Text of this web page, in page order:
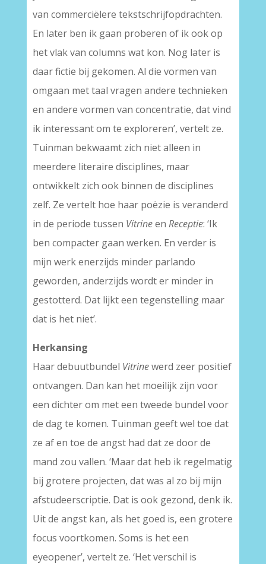
van commerciëlere tekstschrijfopdrachten.
En later ben ik gaan proberen of ik ook op
het vlak van columns wat kon. Nog later is
daar fictie bij gekomen. Al die vormen van
omgaan met taal vragen andere technieken
en andere vormen van concentratie, dat vind
ik interessant om te exploreren’, vertelt ze.
Tuinman bekwaamt zich niet alleen in
meerdere literaire disciplines, maar
ontwikkelt zich ook binnen de disciplines
zelf. Ze vertelt hoe haar poëzie is veranderd
in de periode tussen Vitrineen Receptie: ‘Ik
ben compacter gaan werken. En verder is
mijn werk enerzijds minder parlando
geworden, anderzijds wordt er minder in
gestotterd. Dat lijkt een tegenstelling maar
dat is het niet’.
Herkansing
Haar debuutbundel Vitrinewerd zeer positief
ontvangen. Dan kan het moeilijk zijn voor
een dichter om met een tweede bundel voor
de dag te komen. Tuinman geeft wel toe dat
ze af en toe de angst had dat ze door de
mand zou vallen. ‘Maar dat heb ik regelmatig
bij grotere projecten, dat was al zo bij mijn
afstudeerscriptie. Dat is ook gezond, denk ik.
Uit de angst kan, als het goed is, een grotere
focus voortkomen. Soms is het een
eyeopener’, vertelt ze. ‘Het verschil is